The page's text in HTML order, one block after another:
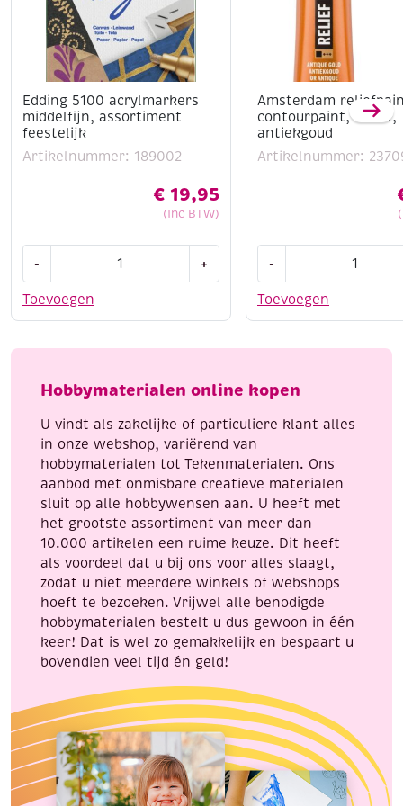
Edding 5100 acrylmarkers
middelfijn, assortiment
feestelijk
Artikelnummer: 189002
€ 19,95
(Inc BTW)
Toevoegen
-
acrylmarkers
feestelijk
+
Amsterdam
contourpaint, 20 ml,
antiekgoud
Artikelnummer:
Toevoegen
-
/
ml,
aantal
Hobbymaterialen online kopen
U vindt als zakelijke of particuliere klant alles
in onze webshop, variërend van
hobbymaterialen tot Tekenmaterialen. Ons
aanbod met onmisbare creatieve materialen
sluit op alle hobbywensen aan. U heeft met
het grootste assortiment van meer dan
10.000 artikelen een ruime keuze. Dit heeft
als voordeel dat u bij ons voor alles slaagt,
zodat u niet meerdere winkels of webshops
hoeft te bezoeken. Vrijwel alle benodigde
hobbymaterialen bestelt u dus gewoon in één
keer! Dat is wel zo gemakkelijk en bespaart u
bovendien veel tijd én geld!